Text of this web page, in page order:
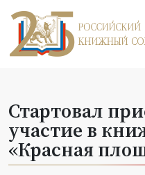
Стартовал
участие в
«Красная